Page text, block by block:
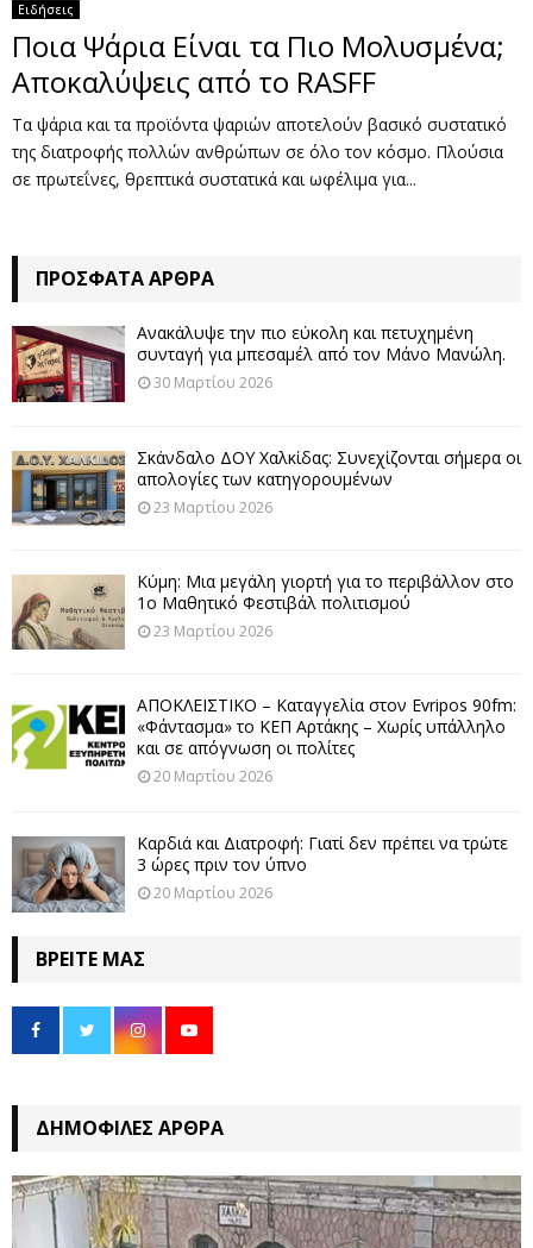
Ειδήσεις
Ποια Ψάρια Είναι τα Πιο Μολυσμένα;
Αποκαλύψεις από το RASFF
Τα ψάρια και τα προϊόντα ψαριών αποτελούν βασικό συστατικό
της διατροφής πολλών ανθρώπων σε όλο τον κόσμο. Πλούσια
σε πρωτεΐνες, θρεπτικά συστατικά και ωφέλιμα για...
ΠΡΌΣΦΑΤΑ ΆΡΘΡΑ
Ανακάλυψε την πιο εύκολη και πετυχημένη
συνταγή για μπεσαμέλ από τον Μάνο Μανώλη.
30 Μαρτίου 2026
Σκάνδαλο ΔΟΥ Χαλκίδας: Συνεχίζονται σήμερα οι
απολογίες των κατηγορουμένων
23 Μαρτίου 2026
Κύμη: Μια μεγάλη γιορτή για το περιβάλλον στο
1ο Μαθητικό Φεστιβάλ πολιτισμού
23 Μαρτίου 2026
ΑΠΟΚΛΕΙΣΤΙΚΟ – Καταγγελία στον Evripos 90fm:
«Φάντασμα» το ΚΕΠ Αρτάκης – Χωρίς υπάλληλο
και σε απόγνωση οι πολίτες
20 Μαρτίου 2026
Καρδιά και Διατροφή: Γιατί δεν πρέπει να τρώτε
3 ώρες πριν τον ύπνο
20 Μαρτίου 2026
ΒΡΕΊΤΕ ΜΑΣ
ΔΗΜΟΦΙΛΈΣ ΆΡΘΡΑ